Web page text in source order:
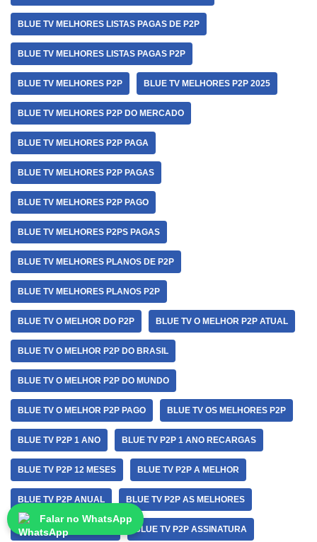
BLUE TV MELHORES LISTAS PAGAS DE P2P
BLUE TV MELHORES LISTAS PAGAS P2P
BLUE TV MELHORES P2P BLUE TV MELHORES P2P 2025
BLUE TV MELHORES P2P DO MERCADO
BLUE TV MELHORES P2P PAGA
BLUE TV MELHORES P2P PAGAS
BLUE TV MELHORES P2P PAGO
BLUE TV MELHORES P2PS PAGAS
BLUE TV MELHORES PLANOS DE P2P
BLUE TV MELHORES PLANOS P2P
BLUE TV O MELHOR DO P2P BLUE TV O MELHOR P2P ATUAL
BLUE TV O MELHOR P2P DO BRASIL
BLUE TV O MELHOR P2P DO MUNDO
BLUE TV O MELHOR P2P PAGO BLUE TV OS MELHORES P2P
BLUE TV P2P 1 ANO BLUE TV P2P 1 ANO RECARGAS
BLUE TV P2P 12 MESES BLUE TV P2P A MELHOR
BLUE TV P2P ANUAL BLUE TV P2P AS MELHORES
BLUE TV P2P ASSINAR BLUE TV P2P ASSINATURA
Falar no WhatsApp